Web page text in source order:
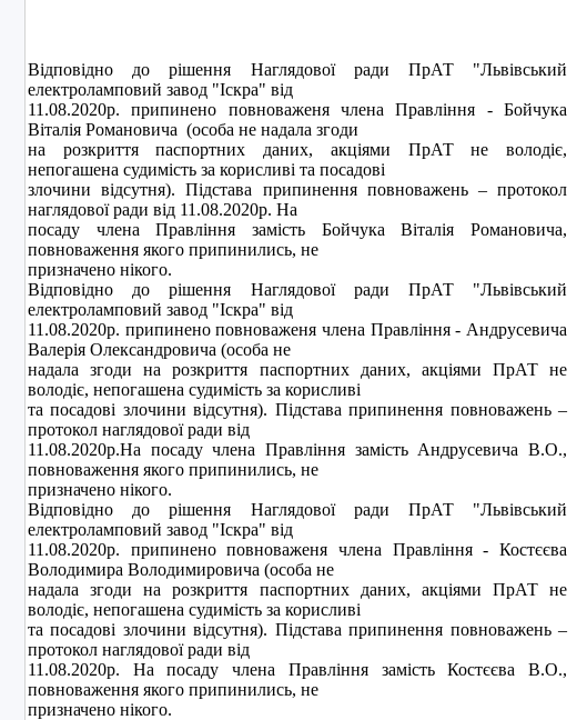
Вiдповiдно до рiшення Наглядової ради ПрАТ "Львiвський
електроламповий завод "Iскра" вiд
11.08.2020р. припинено повноваженя члена Правлiння - Бойчука
Віталія Романовича (особа не надала згоди
на розкриття паспортних даних, акцiями ПрАТ не володiє,
непогашена судимiсть за корисливi та посадовi
злочини вiдсутня). Пiдстава припинення повноважень – протокол
наглядової ради від 11.08.2020р. На
посаду члена Правлiння замiсть Бойчука Віталія Романовича,
повноваження якого припинились, не
призначено нiкого.
Вiдповiдно до рiшення Наглядової ради ПрАТ "Львiвський
електроламповий завод "Iскра" вiд
11.08.2020р. припинено повноваженя члена Правлiння - Андрусевича
Валерiя Олександровича (особа не
надала згоди на розкриття паспортних даних, акцiями ПрАТ не
володiє, непогашена судимiсть за корисливi
та посадовi злочини вiдсутня). Пiдстава припинення повноважень –
протокол наглядової ради від
11.08.2020р.На посаду члена Правлiння замiсть Андрусевича В.О.,
повноваження якого припинились, не
призначено нiкого.
Вiдповiдно до рiшення Наглядової ради ПрАТ "Львiвський
електроламповий завод "Iскра" вiд
11.08.2020р. припинено повноваженя члена Правлiння - Костєєва
Володимира Володимировича (особа не
надала згоди на розкриття паспортних даних, акцiями ПрАТ не
володiє, непогашена судимiсть за корисливi
та посадовi злочини вiдсутня). Пiдстава припинення повноважень –
протокол наглядової ради від
11.08.2020р. На посаду члена Правлiння замiсть Костєєва В.О.,
повноваження якого припинились, не
призначено нiкого.